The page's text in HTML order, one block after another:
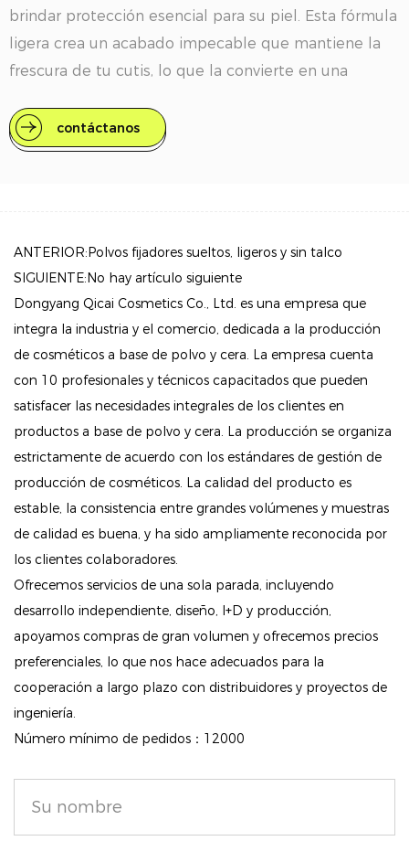
brindar protección esencial para su piel. Esta fórmula
ligera crea un acabado impecable que mantiene la
frescura de tu cutis, lo que la convierte en una
especiales.
garantiza comodidad durante todo el día sin la
pesadez de los polvos tradicionales. Se mezcla
perfectamente, permitiendo una apariencia natural
que se siente como una segunda piel.
Acabado invisible: Enriquecido con pigmentos
transparentes, este polvo se adapta a su tono de piel
único, brindando una cobertura sutil y uniforme que
Protección contra la contaminación: este innovador
polvo actúa como un escudo contra los
contaminantes ambientales, ayudando a limitar la
absorción de partículas nocivas. Permite que su piel
respire mientras mantiene sus funciones naturales,
promoviendo la salud general de la piel.
Ingredientes nutritivos: Con una infusión de extracto
de naranja dulce, vitaminas y minerales, la fórmula no
solo mejora el cutis sino que también nutre y tonifica
la piel, dejándola con un aspecto revitalizado y
Resplandor natural: El polvo Nude Air Healthy Glow
contáctanos
ANTERIOR:Polvos fijadores sueltos, ligeros y sin talco
SIGUIENTE:No hay artículo siguiente
Dongyang Qicai Cosmetics Co., Ltd. es una empresa que
integra la industria y el comercio, dedicada a la producción
de cosméticos a base de polvo y cera. La empresa cuenta
con 10 profesionales y técnicos capacitados que pueden
satisfacer las necesidades integrales de los clientes en
productos a base de polvo y cera. La producción se organiza
estrictamente de acuerdo con los estándares de gestión de
producción de cosméticos. La calidad del producto es
estable, la consistencia entre grandes volúmenes y muestras
de calidad es buena, y ha sido ampliamente reconocida por
los clientes colaboradores.
Ofrecemos servicios de una sola parada, incluyendo
desarrollo independiente, diseño, I+D y producción,
apoyamos compras de gran volumen y ofrecemos precios
preferenciales, lo que nos hace adecuados para la
cooperación a largo plazo con distribuidores y proyectos de
ingeniería.
Número mínimo de pedidos：12000